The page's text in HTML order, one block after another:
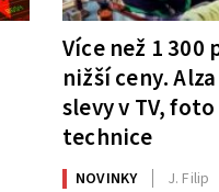
Více než 1
nižší ceny.
slevy v TV,
technice
NOVINKY J. Filip